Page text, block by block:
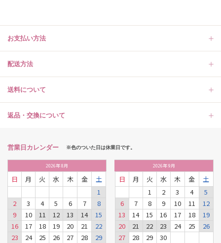
お支払い方法
配送方法
送料について
返品・交換について
営業日カレンダー ※色のついた日は休業日です。
2026年8月
日 月 火 水 木 金
土
1
2
3 4 5 6 7
8
9
10 11 12 13 14
15
16
17 18 19 20 21
22
23
24 25 26 27 28 29
2026年9月
日 月 火 水 木 金
土
1
2 3 4
5
6
7 8 9 10 11
12
13
14 15 16 17 18
19
20
21 22 23 24 25
26
27
28 29 30